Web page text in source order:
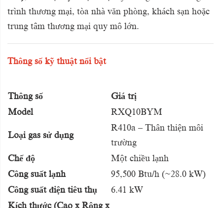
trình thương mại, tòa nhà văn phòng, khách sạn hoặc
trung tâm thương mại quy mô lớn.
Thông số kỹ thuật nổi bật
Thông số
Giá trị
Model
RXQ10BYM
Loại gas sử dụng
R410a – Thân thiện môi
trường
Chế độ
Một chiều lạnh
Công suất lạnh
95,500 Btu/h (~28.0 kW)
Công suất điện tiêu thụ
6.41 kW
Kích thước (Cao x Rộng x